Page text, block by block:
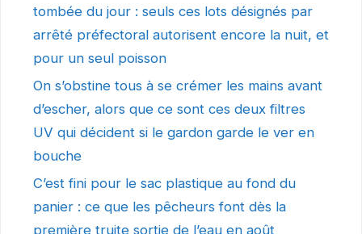
tombée du jour : seuls ces lots désignés par
arrêté préfectoral autorisent encore la nuit, et
pour un seul poisson
On s’obstine tous à se crémer les mains avant
d’escher, alors que ce sont ces deux filtres
UV qui décident si le gardon garde le ver en
bouche
C’est fini pour le sac plastique au fond du
panier : ce que les pêcheurs font dès la
première truite sortie de l’eau en août